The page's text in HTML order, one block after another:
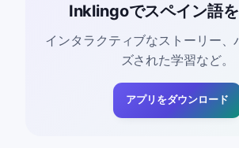
Inklingoでスペイン語
インタラクティブなストーリー、
ズされた学習など。
アプリをダウンロード